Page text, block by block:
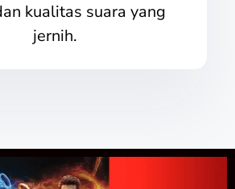
kualitas suara yang
jernih.